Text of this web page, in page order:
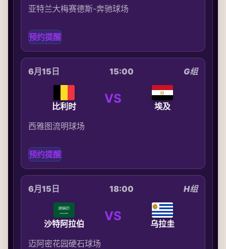
亚特兰大梅赛德斯-奔驰球场
预约提醒
6月15日 15:00 G组
比利时
VS
埃及
西雅图流明球场
预约提醒
6月15日 18:00 H组
沙特阿拉伯
VS
乌拉圭
迈阿密花园硬石球场